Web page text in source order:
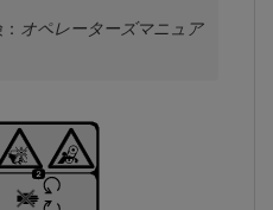
オペレーターズマニュア